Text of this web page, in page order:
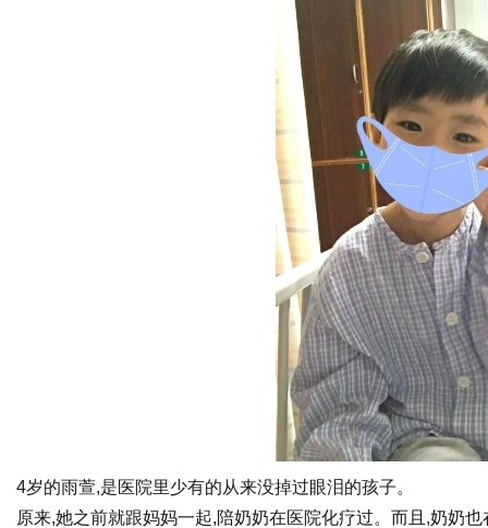
4岁的雨萱,是医院里少有的从来没掉过眼泪的孩子。
原来,她之前就跟妈妈一起,陪奶奶在医院化疗过。而且,奶奶